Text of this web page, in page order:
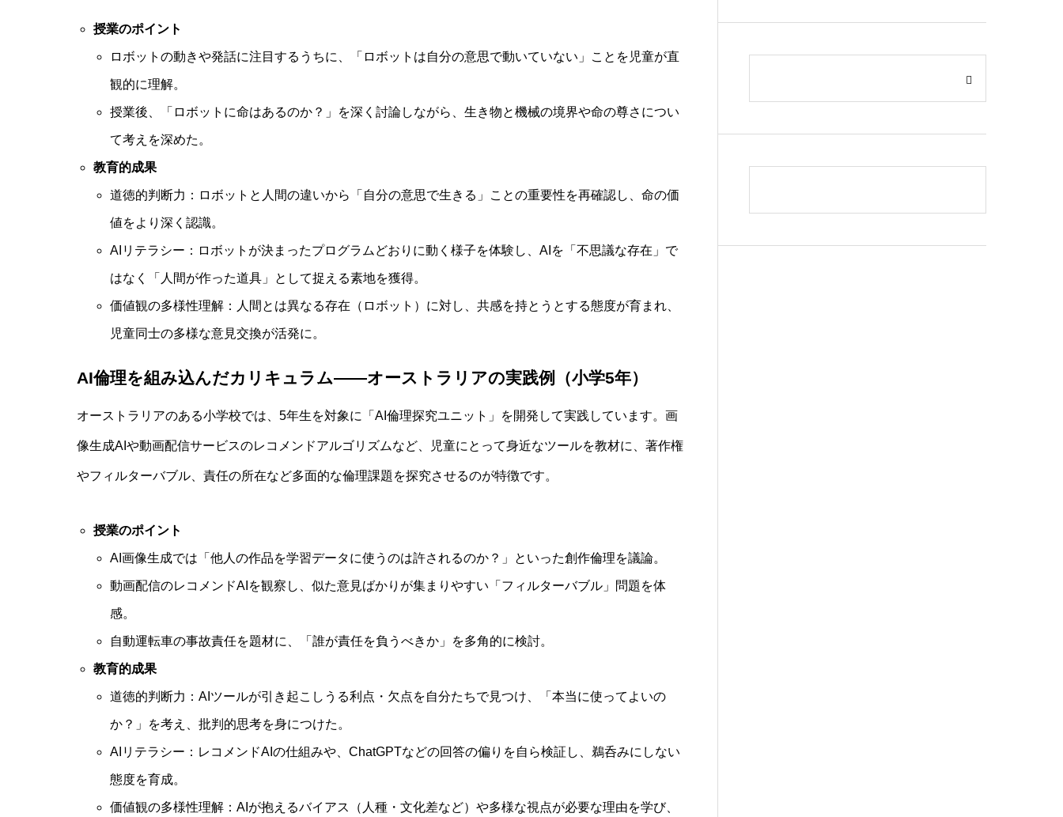
活用術
発達障害児の保護者が知るべきAI活用術：家庭療育を変える実践的アプローチ
授業のポイント
ロボットの動きや発話に注目するうちに、「ロボットは自分の意思で動いていない」ことを児童が直
観的に理解。
授業後、「ロボットに命はあるのか？」を深く討論しながら、生き物と機械の境界や命の尊さについ
て考えを深めた。
教育的成果
道徳的判断力：ロボットと人間の違いから「自分の意思で生きる」ことの重要性を再確認し、命の価
値をより深く認識。
AIリテラシー：ロボットが決まったプログラムどおりに動く様子を体験し、AIを「不思議な存在」で
はなく「人間が作った道具」として捉える素地を獲得。
価値観の多様性理解：人間とは異なる存在（ロボット）に対し、共感を持とうとする態度が育まれ、
児童同士の多様な意見交換が活発に。
AI倫理を組み込んだカリキュラム――オーストラリアの実践例（小学5年）
オーストラリアのある小学校では、5年生を対象に「AI倫理探究ユニット」を開発して実践しています。画
像生成AIや動画配信サービスのレコメンドアルゴリズムなど、児童にとって身近なツールを教材に、著作権
やフィルターバブル、責任の所在など多面的な倫理課題を探究させるのが特徴です。
授業のポイント
AI画像生成では「他人の作品を学習データに使うのは許されるのか？」といった創作倫理を議論。
動画配信のレコメンドAIを観察し、似た意見ばかりが集まりやすい「フィルターバブル」問題を体
感。
自動運転車の事故責任を題材に、「誰が責任を負うべきか」を多角的に検討。
教育的成果
道徳的判断力：AIツールが引き起こしうる利点・欠点を自分たちで見つけ、「本当に使ってよいの
か？」を考え、批判的思考を身につけた。
AIリテラシー：レコメンドAIの仕組みや、ChatGPTなどの回答の偏りを自ら検証し、鵜呑みにしない
態度を育成。
価値観の多様性理解：AIが抱えるバイアス（人種・文化差など）や多様な視点が必要な理由を学び、